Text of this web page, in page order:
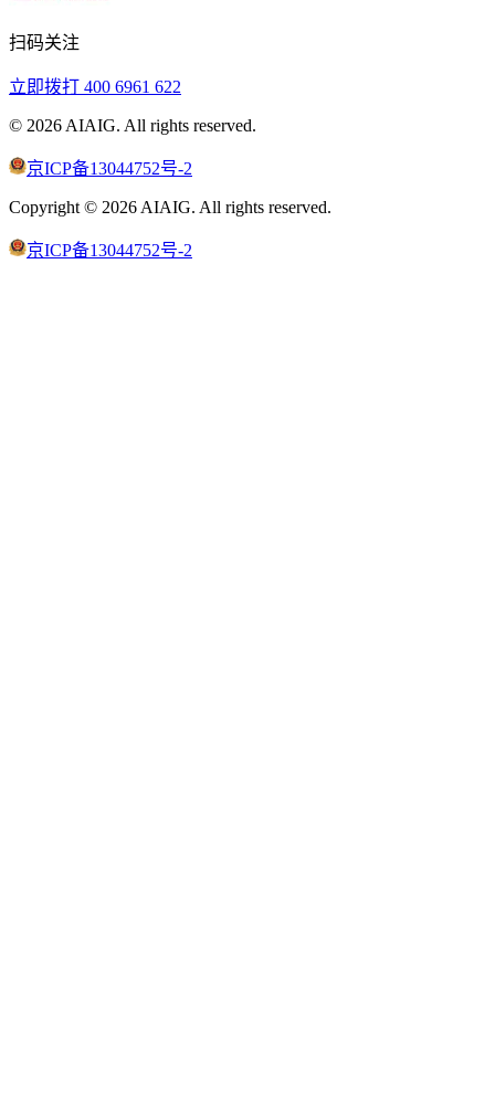
扫码关注
立即拨打 400 6961 622
© 2026 AIAIG. All rights reserved.
京ICP备13044752号-2
Copyright © 2026 AIAIG. All rights reserved.
京ICP备13044752号-2